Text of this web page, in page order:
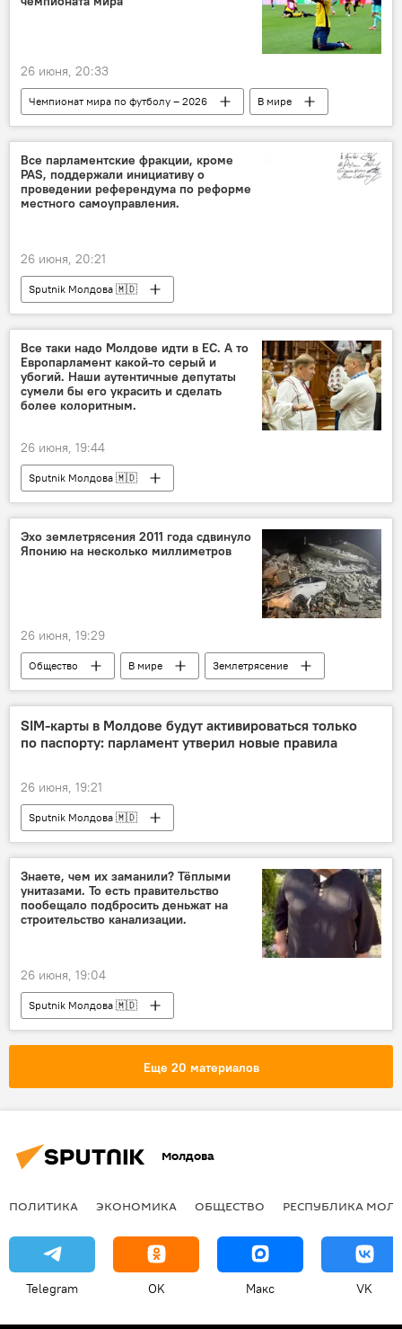
26 июня, 20:33
Чемпионат мира по футболу – 2026
В мире
ЧМ по футболу - 2026
Футбол
Все парламентские фракции, кроме
PAS, поддержали инициативу о
проведении референдума по реформе
местного самоуправления.
26 июня, 20:21
Sputnik Молдова 🇲🇩
Все таки надо Молдове идти в ЕС. А то
Европарламент какой-то серый и
убогий. Наши аутентичные депутаты
сумели бы его украсить и сделать
более колоритным.
26 июня, 19:44
Sputnik Молдова 🇲🇩
Эхо землетрясения 2011 года сдвинуло
Японию на несколько миллиметров
26 июня, 19:29
Общество В мире
Землетрясение
Япония
SIM-карты в Молдове будут активироваться только
по паспорту: парламент утверил новые правила
26 июня, 19:21
Sputnik Молдова 🇲🇩
Знаете, чем их заманили? Тёплыми
унитазами. То есть правительство
пообещало подбросить деньжат на
строительство канализации.
26 июня, 19:04
Sputnik Молдова 🇲🇩
Еще 20 материалов
Молдова
ПОЛИТИКА ЭКОНОМИКА ОБЩЕСТВО РЕСПУБЛИКА
Telegram OK Макс VK